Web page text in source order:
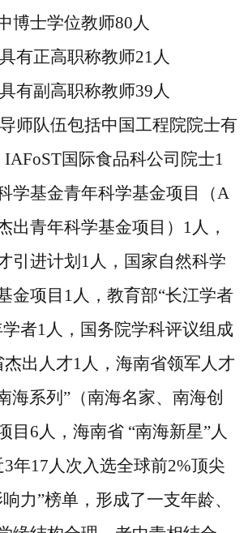
博士学位教师80人
具有正高职称教师21人
具有副高职称教师39人
导师队伍包括中国工程院院士有
国际食品科公司院士1
学基金青年科学基金项目（A
出青年科学基金项目）1人，
引进计划1人，国家自然科学
金项目1人，教育部“长江学者
者1人，国务院学科评议组成
杰出人才1人，海南省领军人才
海系列”（南海名家、南海创
目6人，海南省 “南海新星”人
年17人次入选全球前2%顶尖
力”榜单，形成了一支年龄、